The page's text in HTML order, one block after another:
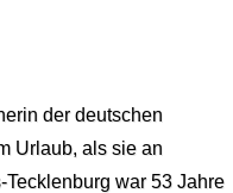
der deutschen
Urlaub, als sie an
war 53 Jahre